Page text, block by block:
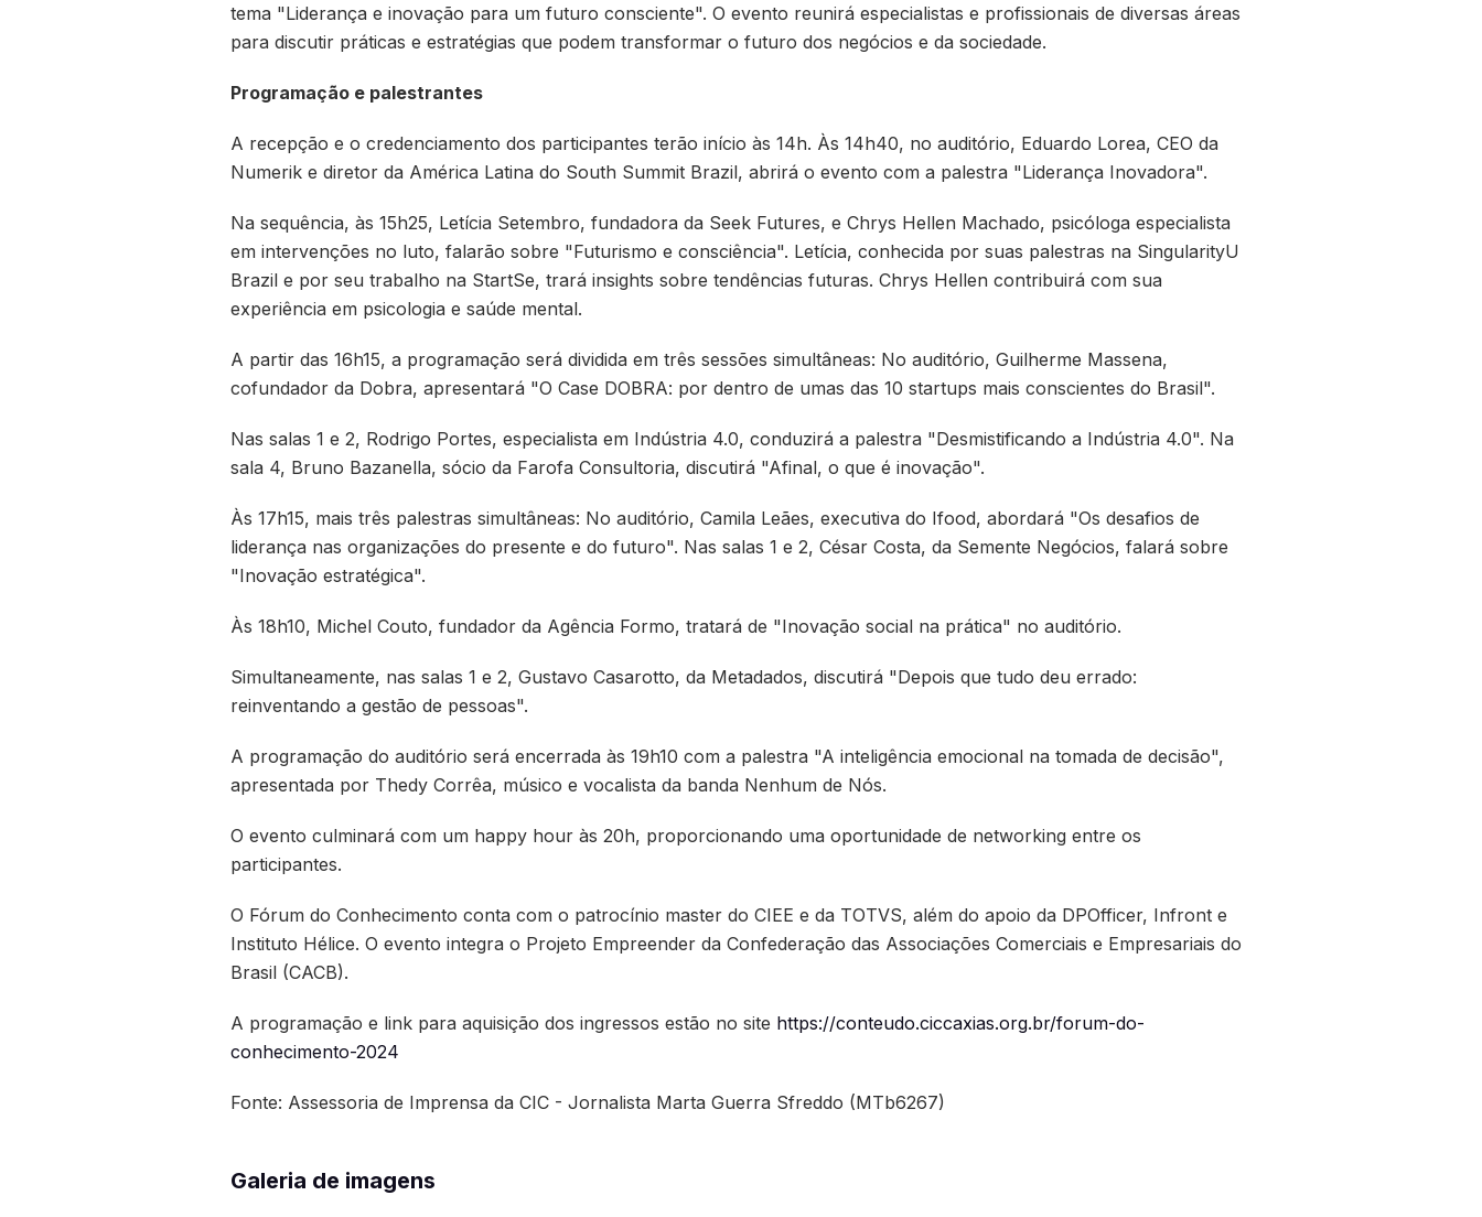
tema "Liderança e inovação para um futuro consciente". O evento reunirá especialistas e profissionais de diversas áreas
para discutir práticas e estratégias que podem transformar o futuro dos negócios e da sociedade.
Programação e palestrantes
A recepção e o credenciamento dos participantes terão início às 14h. Às 14h40, no auditório, Eduardo Lorea, CEO da
Numerik e diretor da América Latina do South Summit Brazil, abrirá o evento com a palestra "Liderança Inovadora".
Na sequência, às 15h25, Letícia Setembro, fundadora da Seek Futures, e Chrys Hellen Machado, psicóloga especialista
em intervenções no luto, falarão sobre "Futurismo e consciência". Letícia, conhecida por suas palestras na SingularityU
Brazil e por seu trabalho na StartSe, trará insights sobre tendências futuras. Chrys Hellen contribuirá com sua
experiência em psicologia e saúde mental.
A partir das 16h15, a programação será dividida em três sessões simultâneas: No auditório, Guilherme Massena,
cofundador da Dobra, apresentará "O Case DOBRA: por dentro de umas das 10 startups mais conscientes do Brasil".
Nas salas 1 e 2, Rodrigo Portes, especialista em Indústria 4.0, conduzirá a palestra "Desmistificando a Indústria 4.0". Na
sala 4, Bruno Bazanella, sócio da Farofa Consultoria, discutirá "Afinal, o que é inovação".
Às 17h15, mais três palestras simultâneas: No auditório, Camila Leães, executiva do Ifood, abordará "Os desafios de
liderança nas organizações do presente e do futuro". Nas salas 1 e 2, César Costa, da Semente Negócios, falará sobre
"Inovação estratégica".
Às 18h10, Michel Couto, fundador da Agência Formo, tratará de "Inovação social na prática" no auditório.
Simultaneamente, nas salas 1 e 2, Gustavo Casarotto, da Metadados, discutirá "Depois que tudo deu errado:
reinventando a gestão de pessoas".
A programação do auditório será encerrada às 19h10 com a palestra "A inteligência emocional na tomada de decisão",
apresentada por Thedy Corrêa, músico e vocalista da banda Nenhum de Nós.
O evento culminará com um happy hour às 20h, proporcionando uma oportunidade de networking entre os
participantes.
O Fórum do Conhecimento conta com o patrocínio master do CIEE e da TOTVS, além do apoio da DPOfficer, Infront e
Instituto Hélice. O evento integra o Projeto Empreender da Confederação das Associações Comerciais e Empresariais do
Brasil (CACB).
A programação e link para aquisição dos ingressos estão no site https://conteudo.ciccaxias.org.br/forum-do-
conhecimento-2024
Fonte: Assessoria de Imprensa da CIC - Jornalista Marta Guerra Sfreddo (MTb6267)
Galeria de imagens